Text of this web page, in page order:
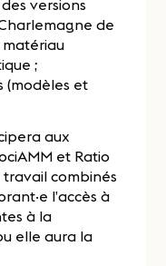
versions
de
;
(modèles et
aux
et Ratio
combinés
l’accès à
à la
elle aura la